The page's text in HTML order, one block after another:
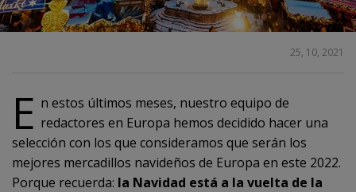
25, 10, 2021
11
E n estos últimos meses, nuestro equipo de
redactores en Europa hemos decidido hacer una
selección con los que consideramos que serán los
mejores mercadillos navideños de Europa en este 2022.
Porque recuerda: la Navidad está a la vuelta de la